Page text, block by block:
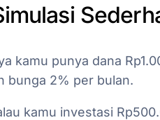
kamu punya dana
bunga 2% per bulan.
kamu investasi